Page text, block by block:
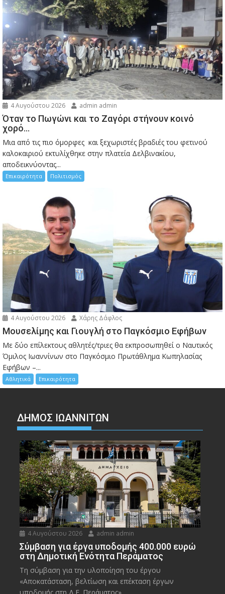
4 Αυγούστου 2026 admin admin
Όταν το Πωγώνι και το Ζαγόρι στήνουν κοινό
χορό…
Μια από τις πιο όμορφες και ξεχωριστές βραδιές του φετινού
καλοκαιριού εκτυλίχθηκε στην πλατεία Δελβινακίου,
αποδεικνύοντας...
Επικαιρότητα Πολιτισμός
4 Αυγούστου 2026 Χάρης Δάφλος
Μουσελίμης και Γιουγλή στο Παγκόσμιο Εφήβων
Mε δύο επίλεκτους αθλητές/τριες θα εκπροσωπηθεί ο Ναυτικός
Όμιλος Ιωαννίνων στο Παγκόσμιο Πρωτάθλημα Κωπηλασίας
Εφήβων –...
Αθλητικά Επικαιρότητα
ΔΗΜΟΣ ΙΩΑΝΝΙΤΩΝ
4 Αυγούστου 2026 admin admin
Σύμβαση για έργα υποδομής 400.000 ευρώ
στη Δημοτική Ενότητα Περάματος
Τη σύμβαση για την υλοποίηση του έργου
«Αποκατάσταση, βελτίωση και επέκταση έργων